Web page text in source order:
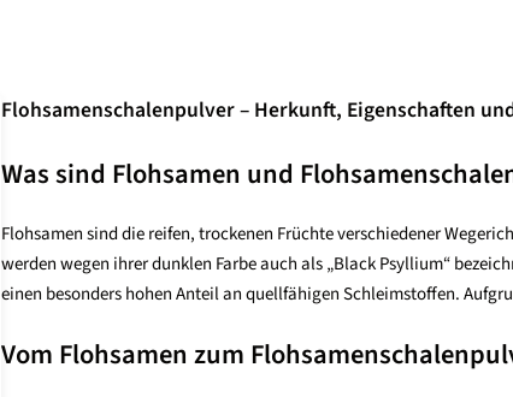
Flohsamenschalenpulver – Herkunft, Eigenschaften
Was sind Flohsamen und
Flohsamen sind die reifen, trockenen Früchte verschiedener
werden wegen ihrer dunklen Farbe auch als „Black Psyllium“
einen besonders hohen Anteil an quellfähigen Schleimstoffen.
Vom Flohsamen zum